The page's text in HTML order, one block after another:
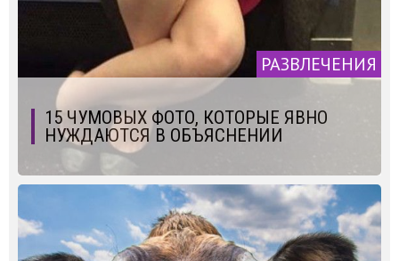
РАЗВЛЕЧЕНИЯ
15 ЧУМОВЫХ ФОТО, КОТОРЫЕ ЯВНО
НУЖДАЮТСЯ В ОБЪЯСНЕНИИ